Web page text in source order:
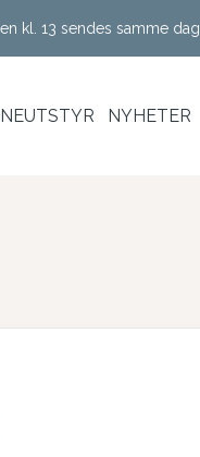
kl. 13 sendes samme dag
NYHETER